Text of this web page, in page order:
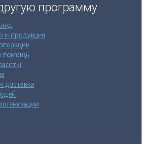
программу
и продукция
помощь
доставка